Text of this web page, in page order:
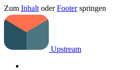
Zum Inhalt oderFooterspringen
Upstream